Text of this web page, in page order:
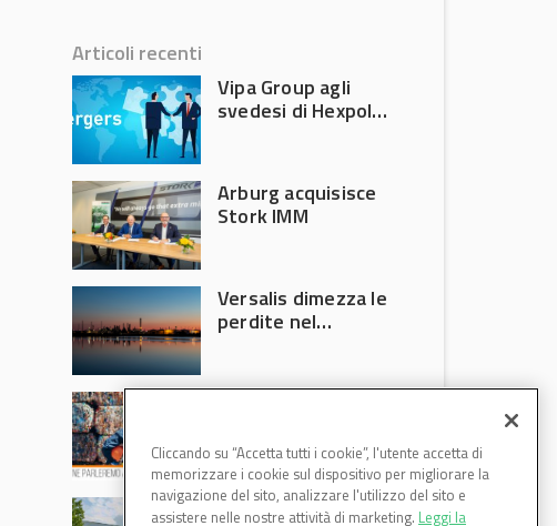
Articoli recenti
Vipa Group agli
svedesi di Hexpol
Arburg acquisisce
Stork IMM
Versalis dimezza le
perdite nel
chiedono
intervento del
Governo
Basf Italia cresce
Cliccando su “Accetta tutti i cookie”, l'utente accetta di
memorizzare i cookie sul dispositivo per migliorare la
navigazione del sito, analizzare l'utilizzo del sito e
assistere nelle nostre attività di marketing. Leggi la